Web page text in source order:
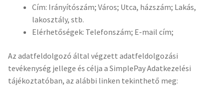
Cím: Irányítószám; Város; Utca, házszám; Lakás,
lakosztály, stb.
Elérhetőségek: Telefonszám; E-mail cím;
Az adatfeldolgozó által végzett adatfeldolgozási
tevékenység jellege és célja a SimplePay Adatkezelési
tájékoztatóban, az alábbi linken tekinthető meg: